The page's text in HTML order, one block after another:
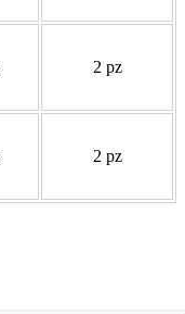
2 pz
2 pz